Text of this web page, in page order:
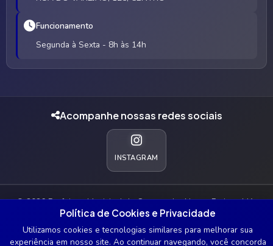
Política de Cookies e Privacidade
Utilizamos cookies e tecnologias similares para melhorar sua
experiência em nosso site. Ao continuar navegando, você concorda
Funcionamento
Segunda à Sexta - 8h às 14h
Acompanhe nossas redes sociais
INSTAGRAM
© 2026 Prefeitura Municipal de Governador Nunes Freire - MA.
Todos os direitos reservados.